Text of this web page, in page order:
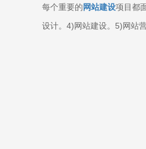
每个重要的网站建设项目都
设计。4)网站建设。5)网站